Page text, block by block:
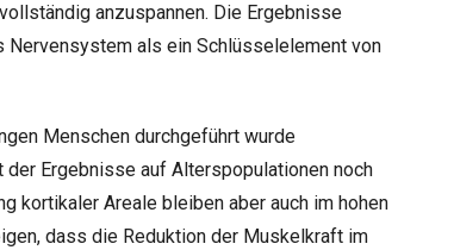
anzuspannen. Die Ergebnisse
Nervensystem als ein Schlüsselelement von
Menschen durchgeführt wurde
Ergebnisse auf Alterspopulationen noch
kortikaler Areale bleiben aber auch im hohen
dass die Reduktion der Muskelkraft im